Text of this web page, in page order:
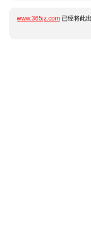
www.365jz.com 已经将此